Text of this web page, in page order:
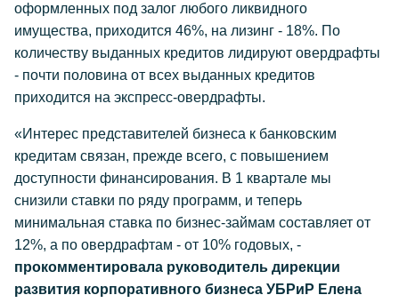
оформленных под залог любого ликвидного
имущества, приходится 46%, на лизинг - 18%. По
количеству выданных кредитов лидируют овердрафты
- почти половина от всех выданных кредитов
приходится на экспресс-овердрафты.
«Интерес представителей бизнеса к банковским
кредитам связан, прежде всего, с повышением
доступности финансирования. В 1 квартале мы
снизили ставки по ряду программ, и теперь
минимальная ставка по бизнес-займам составляет от
12%, а по овердрафтам - от 10% годовых, -
прокомментировала руководитель дирекции
развития корпоративного бизнеса УБРиР Елена